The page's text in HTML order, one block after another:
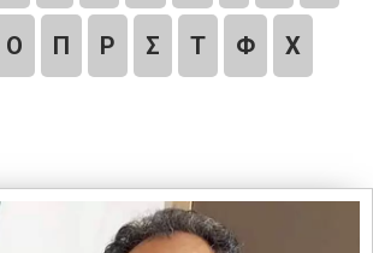
Ο Π Ρ Σ Τ Φ Χ